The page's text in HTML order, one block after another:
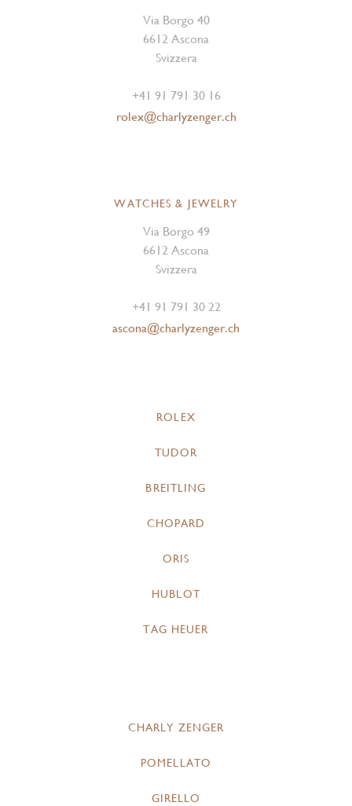
Via Borgo 40
6612 Ascona
Svizzera
+41 91 791 30 16
rolex@charlyzenger.ch
WATCHES & JEWELRY
Via Borgo 49
6612 Ascona
Svizzera
+41 91 791 30 22
ascona@charlyzenger.ch
ROLEX
TUDOR
BREITLING
CHOPARD
ORIS
HUBLOT
TAG HEUER
CHARLY ZENGER
POMELLATO
GIRELLO